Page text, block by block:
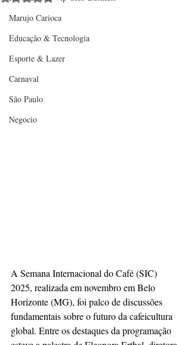
Marujo Carioca
Educação & Tecnologia
Esporte & Lazer
Carnaval
São Paulo
Negocio
A Semana Internacional do Café (SIC)
2025, realizada em novembro em Belo
Horizonte (MG), foi palco de discussões
fundamentais sobre o futuro da cafeicultura
global. Entre os destaques da programação